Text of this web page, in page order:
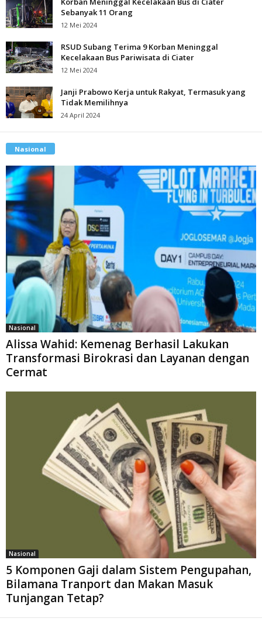
Sebanyak 11 Orang
12 Mei 2024
RSUD Subang Terima 9 Korban Meninggal
Kecelakaan Bus Pariwisata di Ciater
12 Mei 2024
Janji Prabowo Kerja untuk Rakyat, Termasuk yang
Tidak Memilihnya
24 April 2024
Nasional
Nasional
Alissa Wahid: Kemenag Berhasil Lakukan
Transformasi Birokrasi dan Layanan dengan
Cermat
Nasional
5 Komponen Gaji dalam Sistem Pengupahan,
Bilamana Tranport dan Makan Masuk
Tunjangan Tetap?